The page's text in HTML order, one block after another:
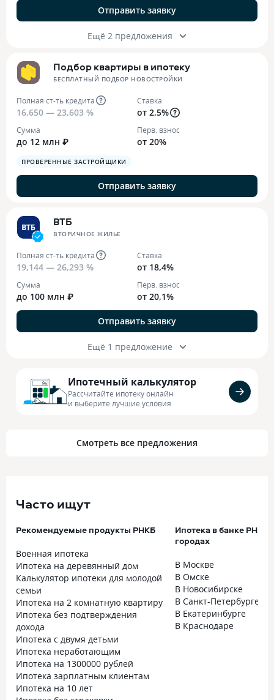
Отправить заявку
Ещё 2 предложения
Подбор квартиры в ипотеку
БЕСПЛАТНЫЙ ПОДБОР НОВОСТРОЙКИ
Полная ст-ть кредита
16,650 — 23,603 %
Ставка
от 2,5%
Сумма
до 12 млн ₽
Перв. взнос
от 20%
ПРОВЕРЕННЫЕ ЗАСТРОЙЩИКИ
Отправить заявку
ВТБ
ВТОРИЧНОЕ ЖИЛЬЕ
Полная ст-ть кредита
19,144 — 26,293 %
Ставка
от 18,4%
Сумма
до 100 млн ₽
Перв. взнос
от 20,1%
Отправить заявку
Ещё 1 предложение
Ипотечный калькулятор
Рассчитайте ипотеку онлайн
и выберите лучшие условия
Смотреть все предложения
Часто ищут
Рекомендуемые продукты РНКБ
Военная ипотека
Ипотека на деревянный дом
Калькулятор ипотеки для молодой
семьи
Ипотека на 2 комнатную квартиру
Ипотека без подтверждения
дохода
Ипотека с двумя детьми
Ипотека неработающим
Ипотека на 1300000 рублей
Ипотека зарплатным клиентам
Ипотека на 10 лет
Ипотека в банке РНКБ
городах
В Москве
В Омске
В Новосибирске
В Санкт-Петербурге
В Екатеринбурге
В Краснодаре